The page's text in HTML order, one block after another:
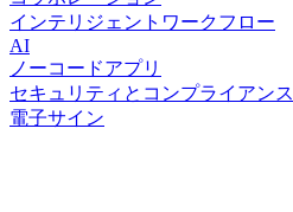
インテリジェントワークフロー
AI
ノーコードアプリ
セキュリティとコンプライアンス
電子サイン